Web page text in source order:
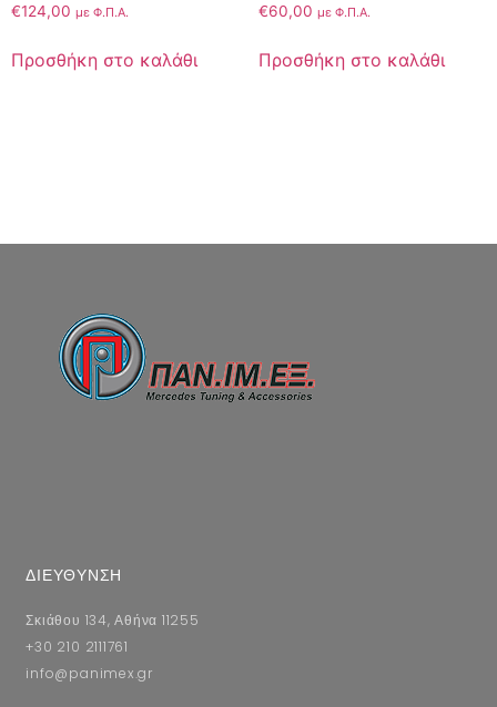
€124,00 με Φ.Π.Α.
Προσθήκη στο καλάθι
€60,00 με Φ.Π.Α.
Προσθήκη στο καλάθι
ΔΙΕΥΘΥΝΣΗ
Σκιάθου 134, Αθήνα 11255
+30 210 2111761
info@panimex.gr